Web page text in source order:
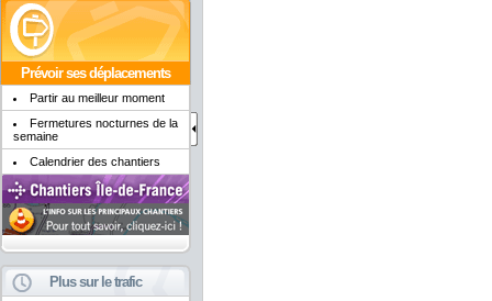
Prévoir ses déplacements
Partir au meilleur moment
Fermetures nocturnes de la
semaine
Calendrier des chantiers
Plus sur le trafic